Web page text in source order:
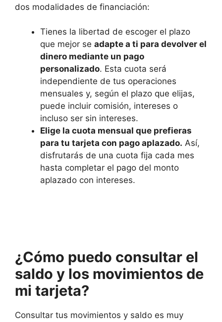
dos modalidades de financiación:
Tienes la libertad de escoger el plazo
que mejor se adapte a ti para devolver el
dinero mediante un pago
personalizado. Esta cuota será
independiente de tus operaciones
mensuales y, según el plazo que elijas,
puede incluir comisión, intereses o
incluso ser sin intereses.
Elige la cuota mensual que prefieras
para tu tarjeta con pago aplazado. Así,
disfrutarás de una cuota fija cada mes
hasta completar el pago del monto
aplazado con intereses.
¿Cómo puedo consultar el
saldo y los movimientos de
mi tarjeta?
Consultar tus movimientos y saldo es muy